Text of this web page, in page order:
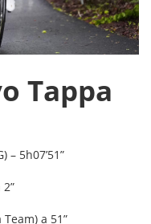
Tappa
– 5h07’51”
Team) a 51”